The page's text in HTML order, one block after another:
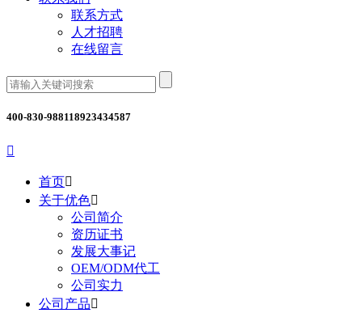
联系方式
人才招聘
在线留言
400-830-988118923434587

首页
关于优色
公司简介
资历证书
发展大事记
OEM/ODM代工
公司实力
公司产品